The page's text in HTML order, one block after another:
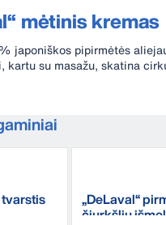
mėtinis kremas
japoniškos pipirmėtės
kartu su masažu, skatina
tvarstis „DeLaval“
čiurkšlių